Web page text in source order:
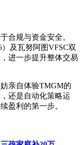
合规与资金安全。
及瓦努阿图VFSC双
进一步提升整体交易
亲自体验TMGM的
还是自动化策略运
盈利的第一步。